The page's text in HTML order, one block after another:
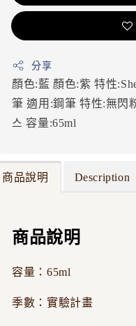
分享
顏色:藍 顏色:紫特性
筆適用:鋼筆 特性:無閃
스 容量:65ml
商品說明 Description
商品說明
容量：65ml
季數：實驗計畫